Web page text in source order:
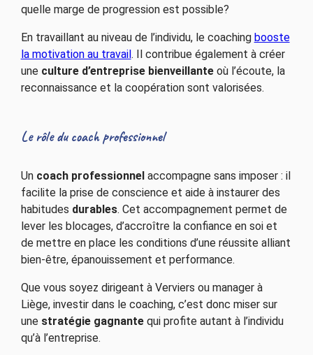
quelle marge de progression est possible?
En travaillant au niveau de l’individu, le coaching booste
la motivation au travail. Il contribue également à créer
une culture d’entreprise bienveillanteoù l’écoute, la
reconnaissance et la coopération sont valorisées.
Le rôle du coach professionnel
Un coach professionnelaccompagne sans imposer : il
facilite la prise de conscience et aide à instaurer des
habitudes durables. Cet accompagnement permet de
lever les blocages, d’accroître la confiance en soi et
de mettre en place les conditions d’une réussite alliant
bien-être, épanouissement et performance.
Que vous soyez dirigeant à Verviers ou manager à
Liège, investir dans le coaching, c’est donc miser sur
une stratégie gagnantequi profite autant à l’individu
qu’à l’entreprise.